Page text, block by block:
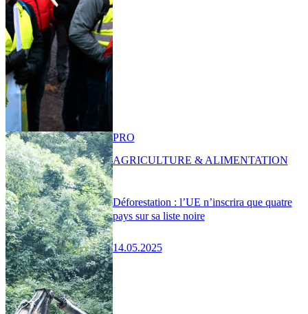
Déforestation : l’UE n’inscrira que quatre
pays sur sa liste noire
14.05.2025
PRO
AGRICULTURE & ALIMENTATION